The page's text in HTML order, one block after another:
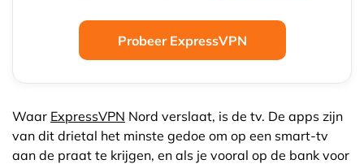
Probeer ExpressVPN
Waar ExpressVPN Nord verslaat, is de tv. De apps zijn
van dit drietal het minste gedoe om op een smart-tv
aan de praat te krijgen, en als je vooral op de bank voor